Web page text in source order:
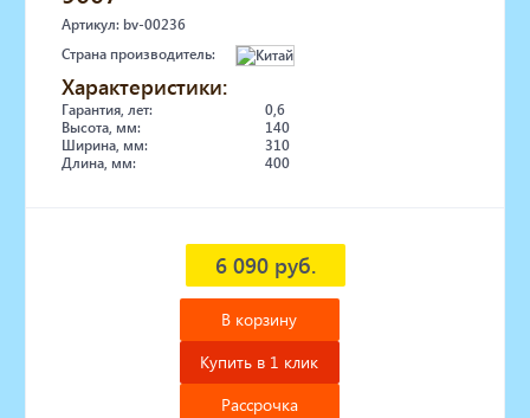
Артикул: bv-00236
Страна производитель:
Характеристики:
Гарантия, лет:
0,6
Высота, мм:
140
Ширина, мм:
310
Длина, мм:
400
6 090 руб.
В корзину
Купить в 1 клик
Рассрочка